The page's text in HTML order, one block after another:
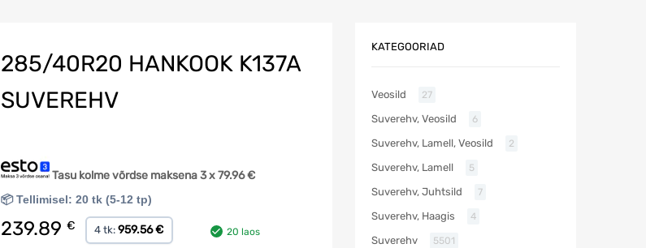
285/40R20 HANKOOK K137A
SUVEREHV
Tasu kolme võrdse maksena 3 x79.96€
📦 Tellimisel: 20 tk (5-12 tp)
239.89 € 4 tk:959.56 € 20 laos
KATEGOORIAD
Veosild 27
Suverehv, Veosild 6
Suverehv, Lamell, Veosild 2
Suverehv, Lamell 5
Suverehv, Juhtsild 7
Suverehv, Haagis 4
Suverehv 5501